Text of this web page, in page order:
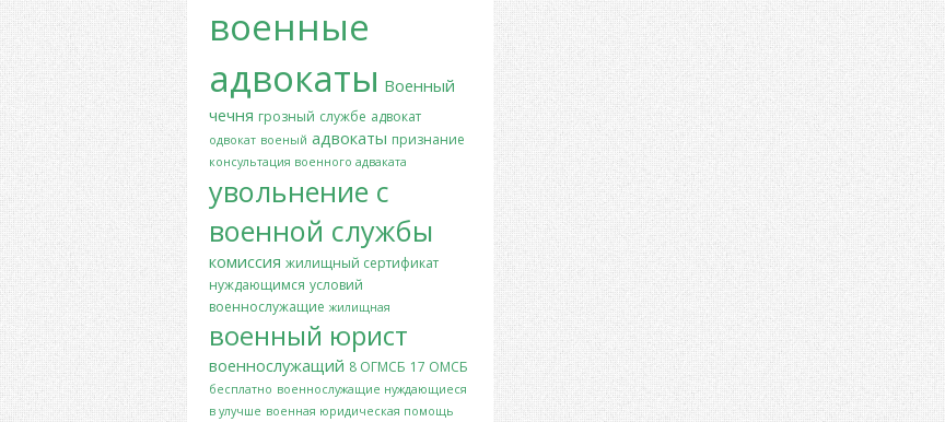
военные
адвокаты Военный
чечня грозный службе адвокат
одвокат военый адвокаты признание
консультация военного адваката
увольнение с
военной службы
комиссия жилищный сертификат
нуждающимся условий
военнослужащие жилищная
военный юрист
военнослужащий 8 ОГМСБ 17 ОМСБ
бесплатно военнослужащие нуждающиеся
в улучше военная юридическая помощь